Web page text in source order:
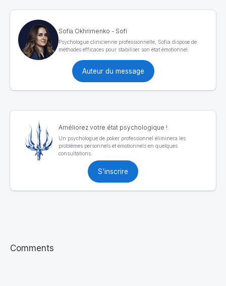
Sofia Okhrimenko - Sofi
Psychologue clinicienne professionnelle, Sofia dispose de
méthodes efficaces pour stabiliser son état émotionnel.
Auteur du message
Améliorez votre état psychologique !
Un psychologue de poker professionnel éliminera les
problèmes personnels et émotionnels en quelques
consultations.
S'inscrire
Comments